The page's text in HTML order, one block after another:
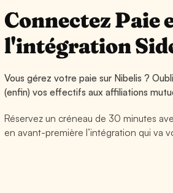
Connectez Paie
l'intégration
Vous gérez votre paie sur Nibelis ?
(enfin) vos effectifs aux affiliations
Réservez un créneau de 30 minutes
en avant-première l’intégration qui va